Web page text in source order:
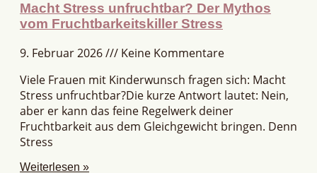
Macht Stress unfruchtbar? Der Mythos
vom Fruchtbarkeitskiller Stress
9. Februar 2026
Keine Kommentare
Viele Frauen mit Kinderwunsch fragen sich: Macht
Stress unfruchtbar?Die kurze Antwort lautet: Nein,
aber er kann das feine Regelwerk deiner
Fruchtbarkeit aus dem Gleichgewicht bringen. Denn
Stress
Weiterlesen »